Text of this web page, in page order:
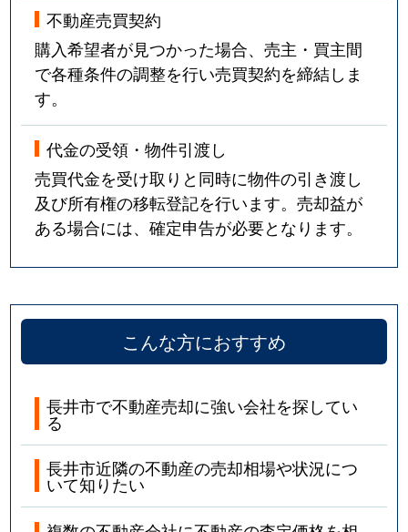
不動産売買契約
購入希望者が見つかった場合、売主・買主間
で各種条件の調整を行い売買契約を締結しま
す。
代金の受領・物件引渡し
売買代金を受け取りと同時に物件の引き渡し
及び所有権の移転登記を行います。売却益が
ある場合には、確定申告が必要となります。
こんな方におすすめ
長井市で不動産売却に強い会社を探してい
る
長井市近隣の不動産の売却相場や状況につ
いて知りたい